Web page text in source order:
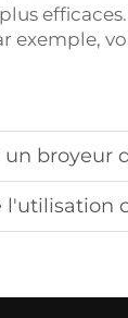
exemple,
de branches
d'un